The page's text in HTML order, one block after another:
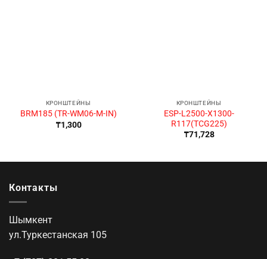
КРОНШТЕЙНЫ
BRM185 (TR-WM06-M-IN)
₸1,300
КРОНШТЕЙНЫ
ESP-L2500-X1300-
R117(TCG225)
₸71,728
Контакты
Шымкент
ул.Туркестанская 105